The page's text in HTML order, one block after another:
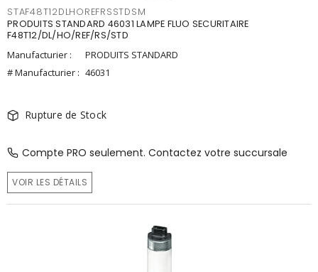
STAF48T12DLHOREFRSSTDSM
PRODUITS STANDARD 46031 LAMPE FLUO SECURITAIRE
F48T12/DL/HO/REF/RS/STD
Manufacturier :
PRODUITS STANDARD
# Manufacturier : 46031
Rupture de Stock
Compte PRO seulement. Contactez votre succursale
VOIR LES DÉTAILS